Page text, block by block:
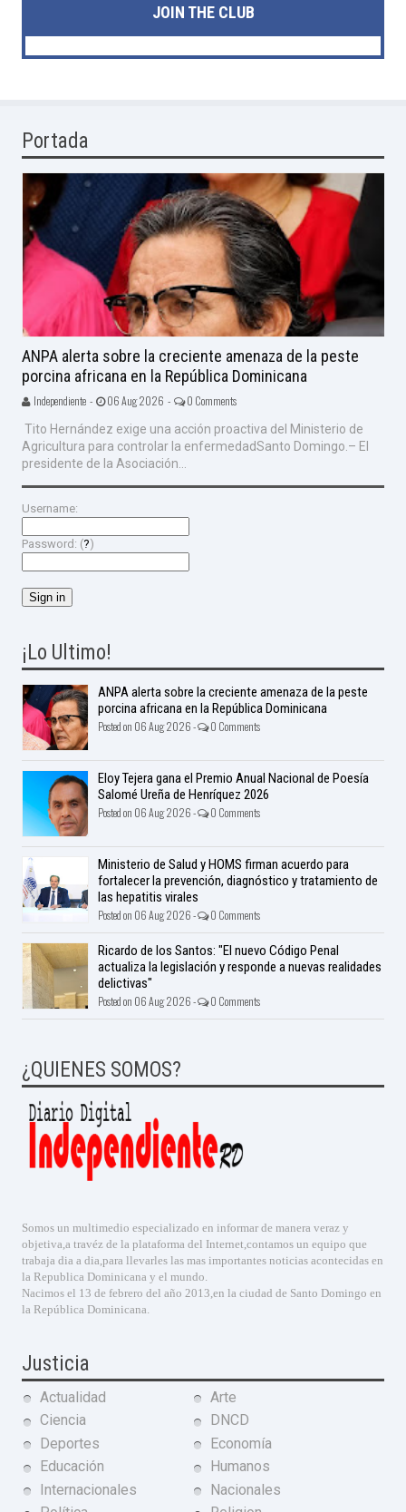
JOIN THE CLUB
Portada
ANPA alerta sobre la creciente amenaza de la peste
porcina africana en la República Dominicana
Independiente - 06 Aug 2026 - 0 Comments
Tito Hernández exige una acción proactiva del Ministerio de
Agricultura para controlar la enfermedadSanto Domingo.– El
presidente de la Asociación...
Username:
Password: (?)
¡Lo Ultimo!
ANPA alerta sobre la creciente amenaza de la peste
porcina africana en la República Dominicana
Posted on 06 Aug 2026 - 0 Comments
Eloy Tejera gana el Premio Anual Nacional de Poesía
Salomé Ureña de Henríquez 2026
Posted on 06 Aug 2026 - 0 Comments
Ministerio de Salud y HOMS firman acuerdo para
fortalecer la prevención, diagnóstico y tratamiento de
las hepatitis virales
Posted on 06 Aug 2026 - 0 Comments
Ricardo de los Santos: "El nuevo Código Penal
actualiza la legislación y responde a nuevas realidades
delictivas"
Posted on 06 Aug 2026 - 0 Comments
¿QUIENES SOMOS?
Somos un multimedio especializado en informar de manera veraz y
objetiva,a travéz de la plataforma del Internet,contamos un equipo que
trabaja dia a dia,para llevarles las mas importantes noticias acontecidas en
la Republica Dominicana y el mundo.
Nacimos el 13 de febrero del año 2013,en la ciudad de Santo Domingo en
la República Dominicana.
Justicia
Actualidad
Arte
Ciencia
DNCD
Deportes
Economía
Educación
Humanos
Internacionales
Nacionales